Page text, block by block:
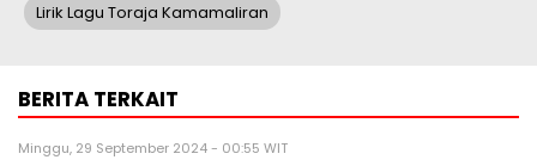
Lirik Lagu Toraja Kamamaliran
BERITA TERKAIT
Minggu, 29 September 2024 - 00:55 WIT